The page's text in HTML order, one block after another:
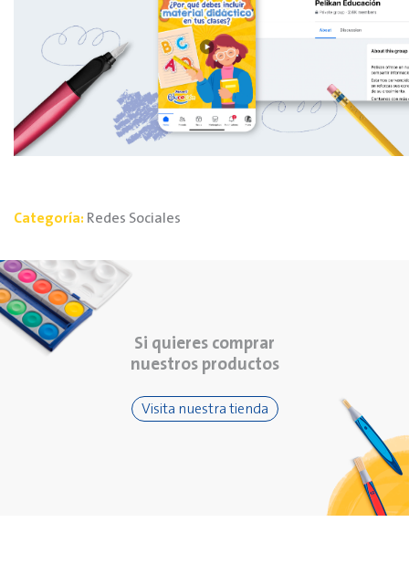
Categoría: Redes Sociales
Si quieres comprar
nuestros productos
Visita nuestra tienda